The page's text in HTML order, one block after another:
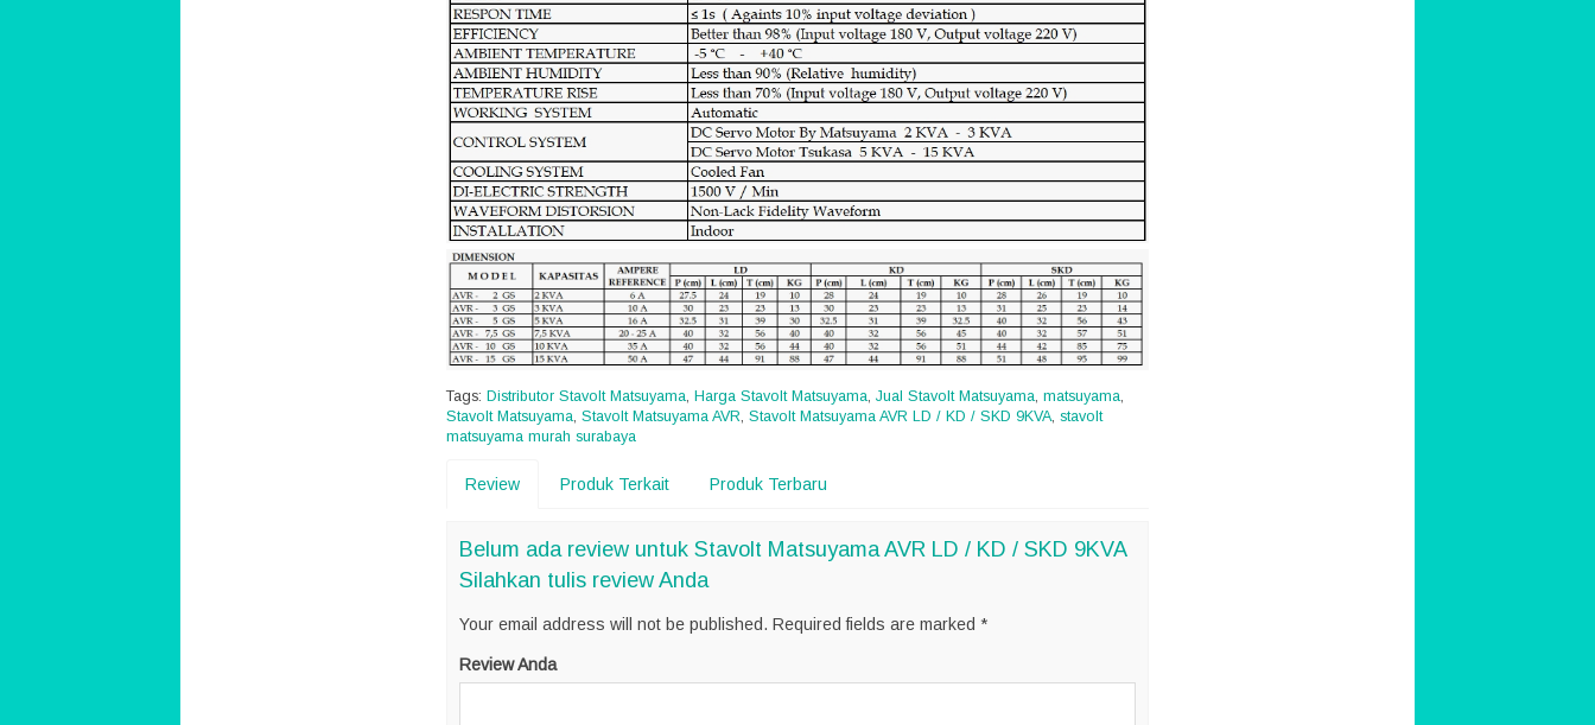
Tags: Distributor Stavolt Matsuyama, Harga Stavolt Matsuyama, Jual Stavolt Matsuyama, matsuyama,
Stavolt Matsuyama, Stavolt Matsuyama AVR, Stavolt Matsuyama AVR LD / KD / SKD 9KVA, stavolt
matsuyama murah surabaya
Review Produk Terkait Produk Terbaru
Belum ada review untuk Stavolt Matsuyama AVR LD / KD / SKD 9KVA
Silahkan tulis review Anda
Your email address will not be published. Required fields are marked *
Review Anda